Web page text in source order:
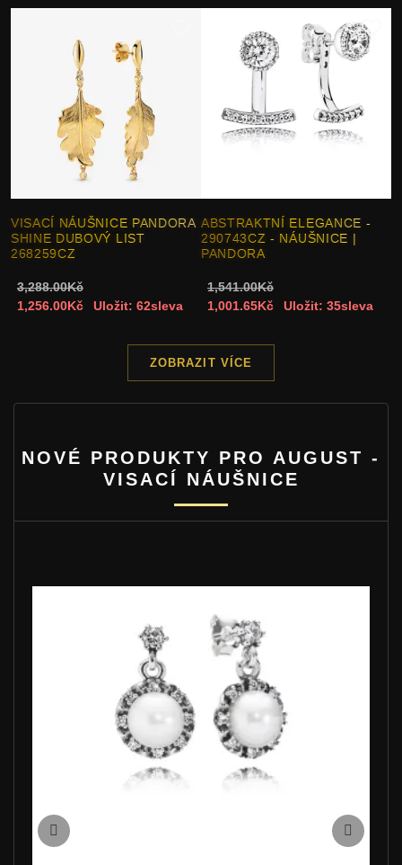
VISACÍ NÁUŠNICE PANDORA
SHINE DUBOVÝ LIST
268259CZ
3,288.00Kč
1,256.00Kč
Uložit: 62sleva
ABSTRAKTNÍ ELEGANCE -
290743CZ - NÁUŠNICE |
PANDORA
1,541.00Kč
1,001.65Kč
Uložit: 35sleva
ZOBRAZIT VÍCE
NOVÉ PRODUKTY PRO AUGUST -
VISACÍ NÁUŠNICE